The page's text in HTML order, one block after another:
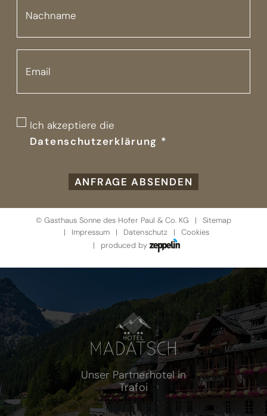
Ich akzeptiere die
Datenschutzerklärung *
ANFRAGE ABSENDEN
©Gasthaus Sonne des Hofer Paul & Co. KG
Sitemap
Impressum
Datenschutz
Cookies
produced by
Unser Partnerhotel in
Trafoi